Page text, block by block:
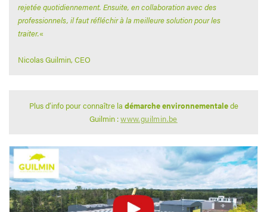
rejetée quotidiennement. Ensuite, en collaboration avec des
professionnels, il faut réfléchir à la meilleure solution pour les
traiter.«
Nicolas Guilmin, CEO
Plus d’info pour connaître la démarche environnementalede
Guilmin :www.guilmin.be